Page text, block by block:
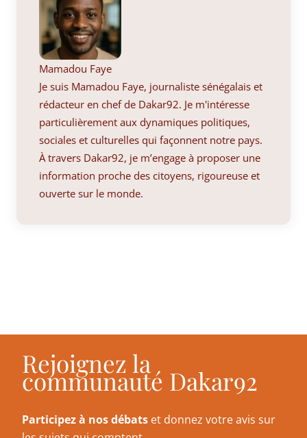
Mamadou Faye
Je suis Mamadou Faye, journaliste sénégalais et
rédacteur en chef de Dakar92. Je m'intéresse
particulièrement aux dynamiques politiques,
sociales et culturelles qui façonnent notre pays.
À travers Dakar92, je m’engage à proposer une
information proche des citoyens, rigoureuse et
ouverte sur le monde.
Rejoignez la
communauté Dakar92
Participez à nos débats et donnez votre avis sur